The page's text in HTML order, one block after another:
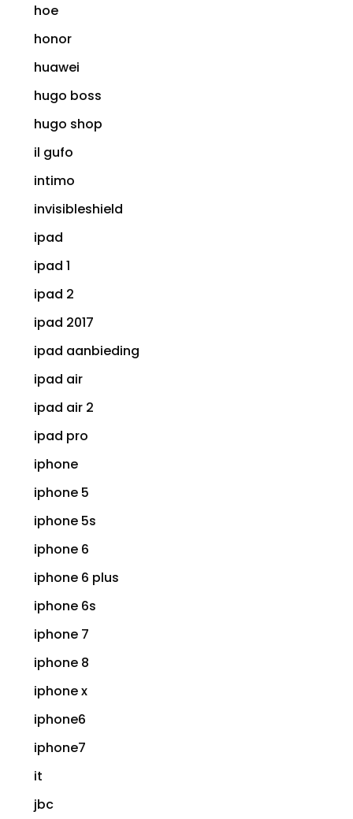
hoe
honor
huawei
hugo boss
hugo shop
il gufo
intimo
invisibleshield
ipad
ipad 1
ipad 2
ipad 2017
ipad aanbieding
ipad air
ipad air 2
ipad pro
iphone
iphone 5
iphone 5s
iphone 6
iphone 6 plus
iphone 6s
iphone 7
iphone 8
iphone x
iphone6
iphone7
it
jbc